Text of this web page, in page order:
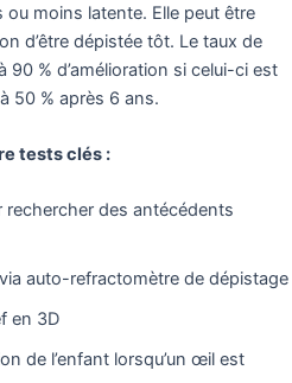
moins latente. Elle peut être
d’être dépistée tôt. Le taux de
90 % d’amélioration si celui-ci est
50 % après 6 ans.
tests clés :
des antécédents
auto-refractomètre de dépistage
en 3D
de l’enfant lorsqu’un œil est